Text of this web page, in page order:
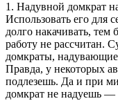
1. Надувной домкрат
Использовать его для
долго накачивать, тем
работу не рассчитан.
домкраты,
Правда, у некоторых
подлезешь. Да и при
домкрат не надуешь —